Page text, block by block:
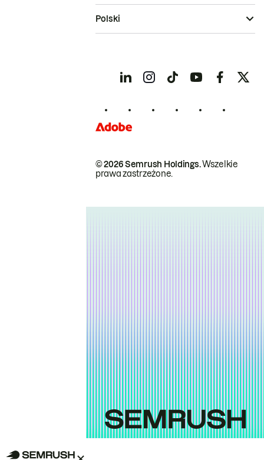
© 2026 Semrush Holdings.Wszelkie
prawa zastrzeżone.
Polski